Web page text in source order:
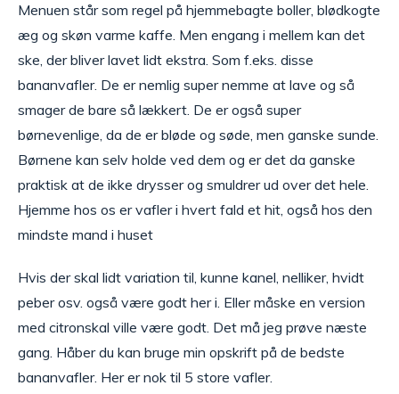
Menuen står som regel på hjemmebagte boller, blødkogte
æg og skøn varme kaffe. Men engang i mellem kan det
ske, der bliver lavet lidt ekstra. Som f.eks. disse
bananvafler. De er nemlig super nemme at lave og så
smager de bare så lækkert. De er også super
børnevenlige, da de er bløde og søde, men ganske sunde.
Børnene kan selv holde ved dem og er det da ganske
praktisk at de ikke drysser og smuldrer ud over det hele.
Hjemme hos os er vafler i hvert fald et hit, også hos den
mindste mand i huset
Hvis der skal lidt variation til, kunne kanel, nelliker, hvidt
peber osv. også være godt her i. Eller måske en version
med citronskal ville være godt. Det må jeg prøve næste
gang. Håber du kan bruge min opskrift på de bedste
bananvafler. Her er nok til 5 store vafler.